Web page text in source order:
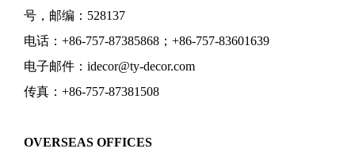
号，邮编：528137
电话：+86-757-87385868；+86-757-83601639
电子邮件：idecor@ty-decor.com
传真：+86-757-87381508
OVERSEAS OFFICES